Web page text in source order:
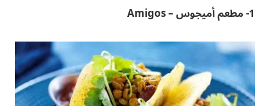
1- مطعم أميجوس – Amigos